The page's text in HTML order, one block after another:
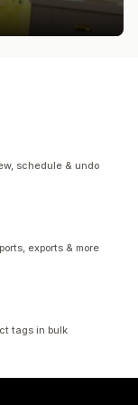
schedule & undo
exports & more
tags in bulk